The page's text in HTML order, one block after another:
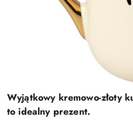
Wyjątkowy kremowo-złoty
to idealny prezent.